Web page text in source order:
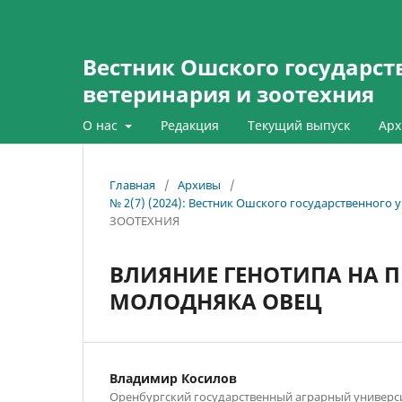
Вестник Ошского
ветеринария и зоотехния
О нас Редакция Текущий выпуск
Главная / Архивы
/
№ 2(7) (2024): Вестник Ошского государственного
ЗООТЕХНИЯ
ВЛИЯНИЕ ГЕНОТИПА НА
МОЛОДНЯКА ОВЕЦ
Владимир Косилов
Оренбургский государственный аграрный